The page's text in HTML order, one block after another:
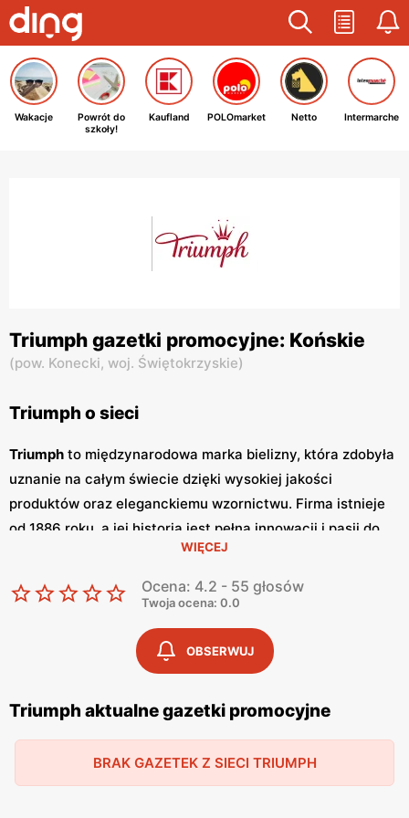
Wakacje
Powrót do
szkoły!
Kaufland POLOmarket Netto Intermarche
Triumph gazetki promocyjne: Końskie
(pow. Konecki, woj. Świętokrzyskie)
Triumph o sieci
Triumph to międzynarodowa marka bielizny, która zdobyła
uznanie na całym świecie dzięki wysokiej jakości
produktów oraz eleganckiemu wzornictwu. Firma istnieje
od 1886 roku, a jej historia jest pełna innowacji i pasji do
tworzenia bielizny, która łączy komfort z estetyką. Triumph
oferuje szeroki wybór biustonoszy, majtek, koszulek
nocnych oraz bielizny modelującej, odpowiadając na
potrzeby kobiet w każdym wieku. Triumph regularnie
gazetki promocyjne, które są dostępne zarówno w
formie drukowanej, jak i online.Gazetki
miesiąc, prezentując najnowsze kolekcje oraz aktualne
promocje
. Dzięki nim klienci mogą na bieżąco śledzić
na produkty najwyższej jakości. Regularne
WIĘCEJ
Ocena: 4.2 - 55 głosów
Twoja ocena: 0.0
OBSERWUJ
Triumph aktualne gazetki promocyjne
BRAK GAZETEK Z SIECI TRIUMPH